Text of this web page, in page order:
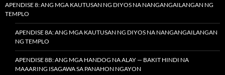
APENDISE 8: ANG MGA KAUTUSAN NG DIYOS NA NANGANGAILANGAN NG
TEMPLO
APENDISE 8A: ANG MGA KAUTUSAN NG DIYOS NA NANGANGAILANGAN
NG TEMPLO
APENDISE 8B: ANG MGA HANDOG NA ALAY — BAKIT HINDI NA
MAAARING ISAGAWA SA PANAHON NGAYON